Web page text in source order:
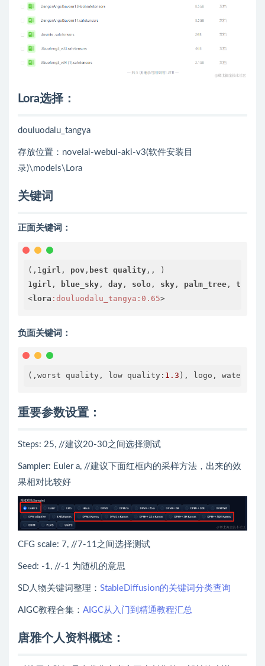
Lora选择：
douluodalu_tangya
存放位置：novelai-webui-aki-v3(软件安装目
录)\models\Lora
关键词
正面关键词：
(,1girl , pov, best quality,, )
1girl , blue_sky, day, solo, sky, palm_tree, tree
<lora :douluodalu_tangya :0.65>
负面关键词：
(,worst quality, low quality: 1.3 ), logo,
重要参数设置：
Steps: 25, //建议20-30之间选择测试
Sampler: Euler a, //建议下面红框内的采样方法，出来的效
果相对比较好
CFG scale: 7, //7-11之间选择测试
Seed: -1, //-1 为随机的意思
SD人物关键词整理： StableDiffusion的关键词分类查询
AIGC教程合集： AIGC从入门到精通教程汇总
唐雅个人资料概述：